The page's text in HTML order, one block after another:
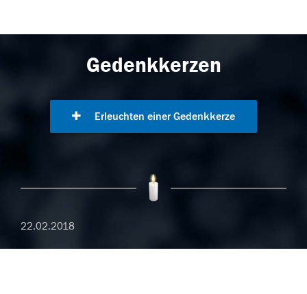
Gedenkkerzen
Erleuchten einer Gedenkkerze
22.02.2018